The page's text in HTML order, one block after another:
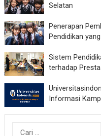
Selatan
Penerapan
Pendidikan
Sistem
terhadap
Informasi
Cari